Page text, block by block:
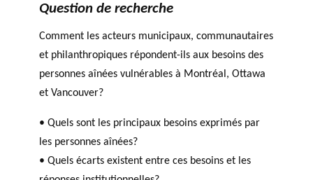
Question de recherche
Comment les acteurs municipaux, communautaires
et philanthropiques répondent-ils aux besoins des
personnes aînées vulnérables à Montréal, Ottawa
et Vancouver?
• Quels sont les principaux besoins exprimés par
les personnes aînées?
• Quels écarts existent entre ces besoins et les